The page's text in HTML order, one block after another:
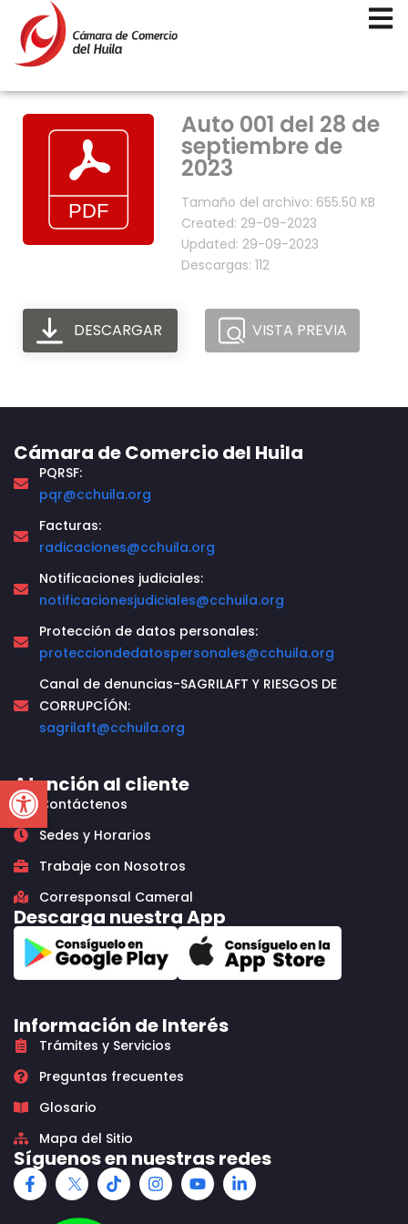
Open toolbar
Auto 001 del 28 de
septiembre de
2023
Tamaño del archivo: 655.50 KB
Created: 29-09-2023
Updated: 29-09-2023
Descargas: 112
DESCARGAR VISTA PREVIA
Cámara de Comercio del Huila
PQRSF:
pqr@cchuila.org
Facturas:
radicaciones@cchuila.org
Notificaciones judiciales:
notificacionesjudiciales@cchuila.org
Protección de datos personales:
protecciondedatospersonales@cchuila.org
Canal de denuncias-SAGRILAFT Y RIESGOS DE
CORRUPCÍÓN:
sagrilaft@cchuila.org
Atención al cliente
Contáctenos
Sedes y Horarios
Trabaje con Nosotros
Corresponsal Cameral
Descarga nuestra App
Información de Interés
Trámites y Servicios
Preguntas frecuentes
Glosario
Mapa del Sitio
Síguenos en nuestras redes